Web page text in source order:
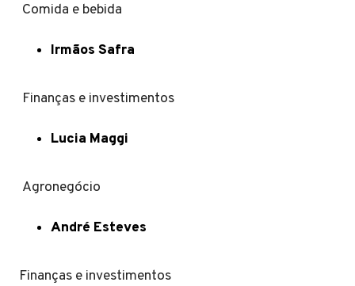
Comida e bebida
Irmãos Safra
Finanças e investimentos
Lucia Maggi
Agronegócio
André Esteves
Finanças e investimentos